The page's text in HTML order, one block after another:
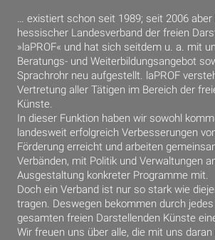
… existiert schon seit 1989; seit 2006
hessischer Landesverband der freien
»laPROF« und hat sich seitdem u. a. mit
Beratungs- und Weiterbildungsangebot
Sprachrohr neu aufgestellt. laPROF
Vertretung aller Tätigen im Bereich der
Künste.
In dieser Funktion haben wir sowohl
landesweit erfolgreich Verbesserungen
Förderung erreicht und arbeiten
Verbänden, mit Politik und Verwaltungen
Ausgestaltung konkreter Programme mit.
Doch ein Verband ist nur so stark wie
tragen. Deswegen bekommen durch
gesamten freien Darstellenden Künste
Wir freuen uns über alle, die mit uns